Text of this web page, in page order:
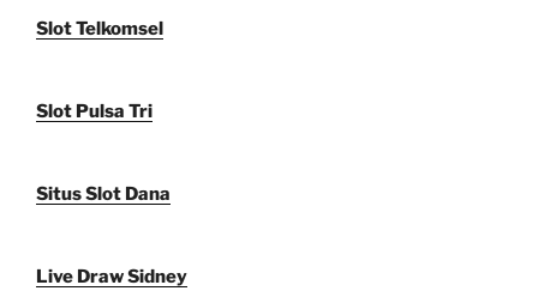
Slot Telkomsel
Slot Pulsa Tri
Situs Slot Dana
Live Draw Sidney